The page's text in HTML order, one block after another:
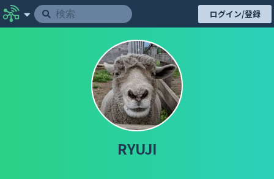
ログイン/登録
RYUJI